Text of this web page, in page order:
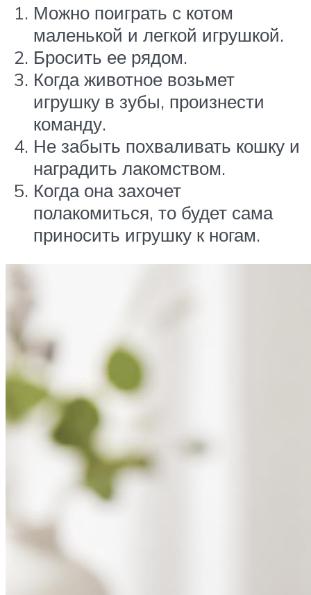
Можно поиграть с котом
маленькой и легкой игрушкой.
Бросить ее рядом.
Когда животное возьмет
игрушку в зубы, произнести
команду.
Не забыть похваливать кошку и
наградить лакомством.
Когда она захочет
полакомиться, то будет сама
приносить игрушку к ногам.